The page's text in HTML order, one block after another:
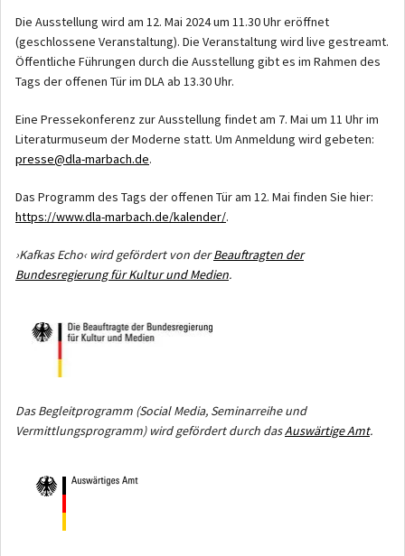
Die Ausstellung wird am 12. Mai 2024 um 11.30 Uhr eröffnet
(geschlossene Veranstaltung). Die Veranstaltung wird live gestreamt.
Öffentliche Führungen durch die Ausstellung gibt es im Rahmen des
Tags der offenen Tür im DLA ab 13.30 Uhr.
Eine Pressekonferenz zur Ausstellung findet am 7. Mai um 11 Uhr im
Literaturmuseum der Moderne statt. Um Anmeldung wird gebeten:
presse@dla-marbach.de.
Das Programm des Tags der offenen Tür am 12. Mai finden Sie hier:
https://www.dla-marbach.de/kalender/.
›Kafkas Echo‹ wird gefördert von derBeauftragten der
Bundesregierung für Kultur und Medien.
Das Begleitprogramm (Social Media, Seminarreihe und
Vermittlungsprogramm) wird gefördert durch dasAuswärtige Amt.